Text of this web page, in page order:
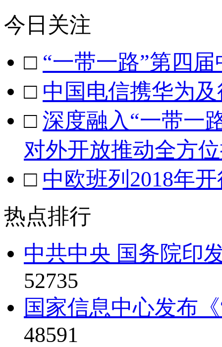
今日关注
□ “一带一路”第四
□ 中国电信携华为
□ 深度融入“一带一
对外开放推动全方
□ 中欧班列2018年
热点排行
中共中央 国务院印
52735
国家信息中心发布
48591